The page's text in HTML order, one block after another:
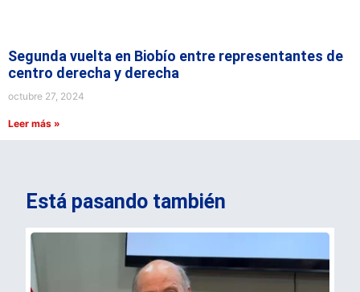
Segunda vuelta en Biobío entre representantes de
centro derecha y derecha
octubre 27, 2024
Leer más »
Está pasando también